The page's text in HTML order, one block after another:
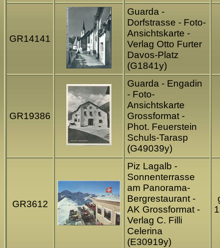
GR14141
Guarda -
Dorfstrasse - Foto-
Ansichtskarte -
Verlag Otto Furter
Davos-Platz
(G1841y)
GR19386
Guarda - Engadin
- Foto-
Ansichtskarte
Grossformat -
Phot. Feuerstein
Schuls-Tarasp
(G49039y)
GR3612
Piz Lagalb -
Sonnenterrasse
am Panorama-
Bergrestaurant -
AK Grossformat -
Verlag C. Filli
Celerina
(E30919y)